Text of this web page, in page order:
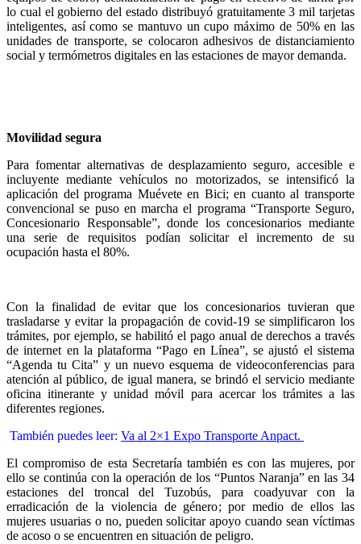
lo cual el gobierno del estado distribuyó gratuitamente 3 mil tarjetas
inteligentes, así como se mantuvo un cupo máximo de 50% en las
unidades de transporte, se colocaron adhesivos de distanciamiento
social y termómetros digitales en las estaciones de mayor demanda.
Movilidad segura
Para fomentar alternativas de desplazamiento seguro, accesible e
incluyente mediante vehículos no motorizados, se intensificó la
aplicación del programa Muévete en Bici; en cuanto al transporte
convencional se puso en marcha el programa “Transporte Seguro,
Concesionario Responsable”, donde los concesionarios mediante
una serie de requisitos podían solicitar el incremento de su
ocupación hasta el 80%.
Con la finalidad de evitar que los concesionarios tuvieran que
trasladarse y evitar la propagación de covid-19 se simplificaron los
trámites, por ejemplo, se habilitó el pago anual de derechos a través
de internet en la plataforma “Pago en Línea”, se ajustó el sistema
“Agenda tu Cita” y un nuevo esquema de videoconferencias para
atención al público, de igual manera, se brindó el servicio mediante
oficina itinerante y unidad móvil para acercar los trámites a las
diferentes regiones.
También puedes leer: Va al 2×1 Expo Transporte Anpact.
El compromiso de esta Secretaría también es con las mujeres, por
ello se continúa con la operación de los “Puntos Naranja” en las 34
estaciones del troncal del Tuzobús, para coadyuvar con la
erradicación de la violencia de género; por medio de ellos las
mujeres usuarias o no, pueden solicitar apoyo cuando sean víctimas
de acoso o se encuentren en situación de peligro.